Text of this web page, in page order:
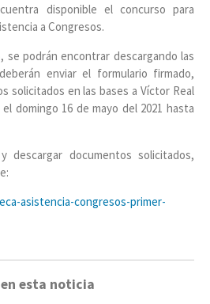
disponible el concurso para
a Congresos.
se podrán encontrar descargando las
enviar el formulario firmado,
solicitados en las bases a Víctor Real
domingo 16 de mayo del 2021 hasta
descargar documentos solicitados,
asistencia-congresos-primer-
esta noticia